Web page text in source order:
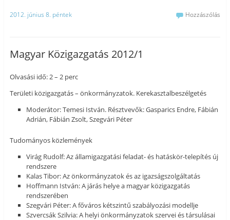
2012. június 8. péntek Hozzászólás
Magyar Közigazgatás 2012/1
Olvasási idő: 2 – 2 perc
Területi közigazgatás – önkormányzatok. Kerekasztalbeszélgetés
Moderátor: Temesi István. Résztvevők: Gasparics Endre, Fábián
Adrián, Fábián Zsolt, Szegvári Péter
Tudományos közlemények
Virág Rudolf: Az államigazgatási feladat- és hatáskör-telepítés új
rendszere
Kalas Tibor: Az önkormányzatok és az igazságszolgáltatás
Hoffmann István: A járás helye a magyar közigazgatás
rendszerében
Szegvári Péter: A főváros kétszintű szabályozási modellje
Szvercsák Szilvia: A helyi önkormányzatok szervei és társulásai